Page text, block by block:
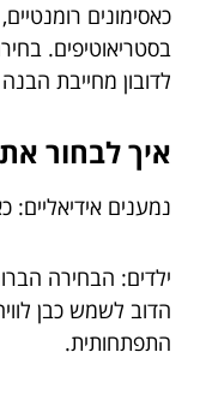
כאסימונים
בסטריאוטיפים.
לדובון מחייבת
איך לבחור את
נמענים אידיאליים:
ילדים: הבחירה
הדוב לשמש כבן
התפתחותית.